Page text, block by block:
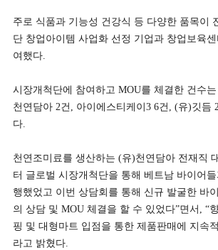
주로 식품과 기능성 건강식 등 다양한 품목이
단 창업아이템 사업화 선정 기업과 창업보육
여했다.
시장개척단에 참여하고 MOU를 체결한 건수
천연담아 2건, 아이에스티케이3 6건, (유)깃듬
다.
천연조미료를 생산하는 (유)천연담아 전재직
터 글로벌 시장개척단을 통해 베트남 바이어
행했었고 이번 상담회를 통해 신규 발굴한 바
의 상담 및 MOU 체결을 할 수 있었다”면서, “
핑 및 대형마트 입점을 통한 제품판매에 지속
라고 밝혔다.